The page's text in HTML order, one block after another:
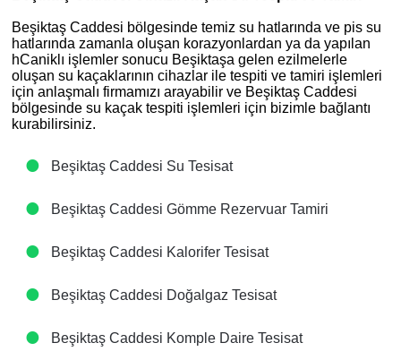
Beşiktaş Caddesi bölgesinde temiz su hatlarında ve pis su
hatlarında zamanla oluşan korazyonlardan ya da yapılan
hCaniklı işlemler sonucu Beşiktaşa gelen ezilmelerle
oluşan su kaçaklarının cihazlar ile tespiti ve tamiri işlemleri
için anlaşmalı firmamızı arayabilir ve Beşiktaş Caddesi
bölgesinde su kaçak tespiti işlemleri için bizimle bağlantı
kurabilirsiniz.
Beşiktaş Caddesi Su Tesisat
Beşiktaş Caddesi Gömme Rezervuar Tamiri
Beşiktaş Caddesi Kalorifer Tesisat
Beşiktaş Caddesi Doğalgaz Tesisat
Beşiktaş Caddesi Komple Daire Tesisat